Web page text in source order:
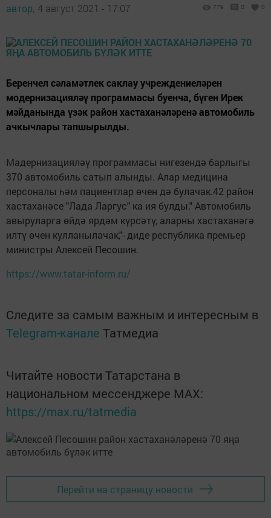
автор, 4 август 2021 - 17:07 779 0 0
Беренчел сәламәтлек саклау учреждениеләрен
модернизацияләү программасы буенча, бүген Ирек
мәйданында үзәк район хастаханәләренә автомобиль
ачкычлары тапшырылды.
Мадернизацияләү программасы нигезендә барлыгы
370 автомобиль сатып алынды. Алар медицина
персоналы һәм пациентлар өчен дә булачак.42 район
хастаханәсе "Лада Ларгус" ка ия булды." Автомобиль
авыруларга өйдә ярдәм күрсәтү, аларны хастаханәгә
илтү өчен кулланылачак,"- диде республика премьер
министры Алексей Песошин.
https://www.tatar-inform.ru/
Следите за самым важным и интересным в
Telegram-канале Татмедиа
Читайте новости Татарстана в
национальном мессенджере MАХ:
https://max.ru/tatmedia
Перейти на страницу новости